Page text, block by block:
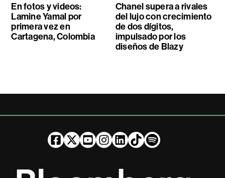
En fotos y videos:
Lamine Yamal por
primera vez en
Cartagena, Colombia
Chanel supera a rivales
del lujo con crecimiento
de dos dígitos,
impulsado por los
diseños de Blazy